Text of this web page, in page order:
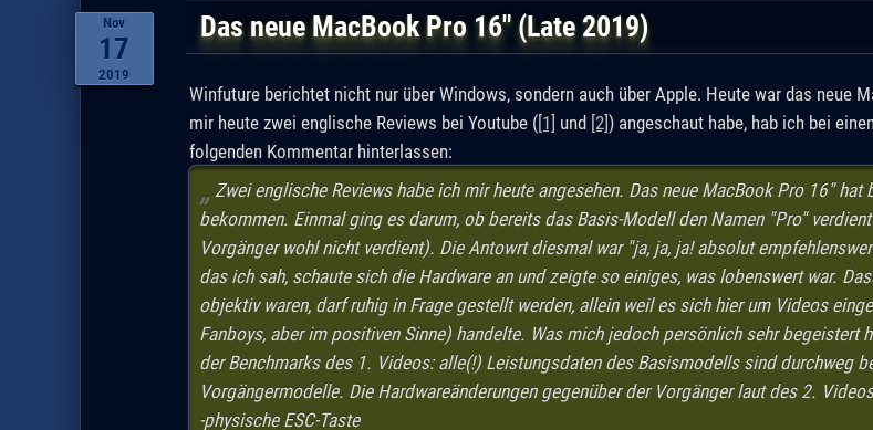
Nov
17
2019
Das neue MacBook Pro 16" (Late 2019)
Winfuture berichtet nicht nur über Windows, sondern auch über Apple. Heute war das neue
mir heute zwei englische Reviews bei Youtube ([1] und [2]) angeschaut habe, hab ich bei
folgenden Kommentar hinterlassen:
Zwei englische Reviews habe ich mir heute angesehen. Das neue MacBook Pro 16"
bekommen. Einmal ging es darum, ob bereits das Basis-Modell den Namen "Pro"
Vorgänger wohl nicht verdient). Die Antowrt diesmal war "ja, ja, ja! absolut
das ich sah, schaute sich die Hardware an und zeigte so einiges, was lobenswert war.
objektiv waren, darf ruhig in Frage gestellt werden, allein weil es sich hier um Videos
Fanboys, aber im positiven Sinne) handelte. Was mich jedoch persönlich sehr begeistert
der Benchmarks des 1. Videos: alle(!) Leistungsdaten des Basismodells sind durchweg
Vorgängermodelle. Die Hardwareänderungen gegenüber der Vorgänger laut des 2.
-physische ESC-Taste